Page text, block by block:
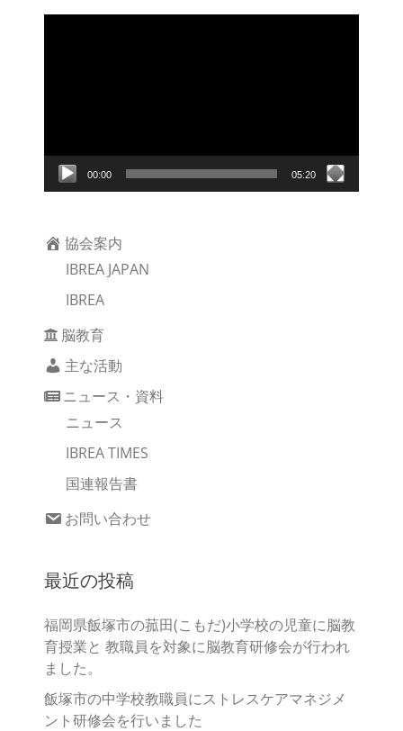
ー
00:00 05:20
協会案内
IBREA JAPAN
IBREA
脳教育
主な活動
ニュース・資料
ニュース
IBREA TIMES
国連報告書
お問い合わせ
最近の投稿
福岡県飯塚市の菰田(こもだ)小学校の児童に脳教
育授業と 教職員を対象に脳教育研修会が行われ
ました。
飯塚市の中学校教職員にストレスケアマネジメ
ント研修会を行いました